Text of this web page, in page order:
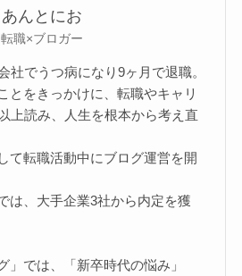
あんとにお
転職×ブロガー
社でうつ病になり9ヶ月で退職。
とをきっかけに、転職やキャリ
上読み、人生を根本から考え直
て転職活動中にブログ運営を開
は、大手企業3社から内定を獲
」では、「新卒時代の悩み」